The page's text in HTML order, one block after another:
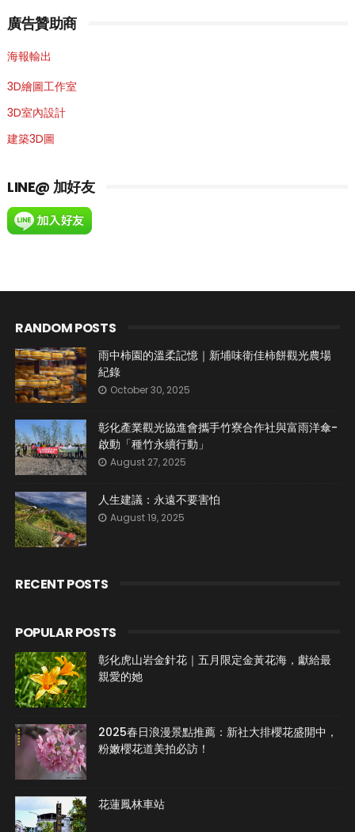
廣告贊助商
海報輸出
3D繪圖工作室
3D室內設計
建築3D圖
LINE@ 加好友
RANDOM POSTS
雨中柿園的溫柔記憶｜新埔味衛佳柿餅觀光農場
紀錄
October 30, 2025
彰化產業觀光協進會攜手竹寮合作社與富雨洋傘-
啟動「種竹永續行動」
August 27, 2025
人生建議：永遠不要害怕
August 19, 2025
RECENT POSTS
POPULAR POSTS
彰化虎山岩金針花｜五月限定金黃花海，獻給最
親愛的她
2025春日浪漫景點推薦：新社大排櫻花盛開中，
粉嫩櫻花道美拍必訪！
花蓮鳳林車站